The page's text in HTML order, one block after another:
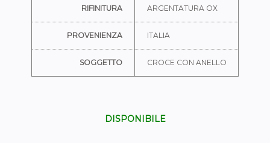
RIFINITURA ARGENTATURA OX
PROVENIENZA ITALIA
SOGGETTO CROCE CON ANELLO
DISPONIBILE